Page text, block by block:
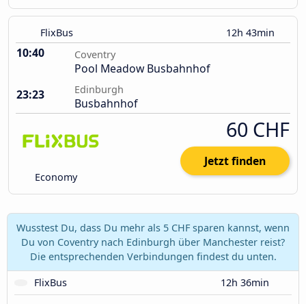
FlixBus 12h 43min
10:40 Coventry
Pool Meadow Busbahnhof
23:23
Edinburgh
Busbahnhof
Economy
60 CHF
Jetzt finden
Wusstest Du, dass Du mehr als 5 CHF sparen kannst, wenn
Du von Coventry nach Edinburgh über Manchester reist?
Die entsprechenden Verbindungen findest du unten.
FlixBus
12h 36min